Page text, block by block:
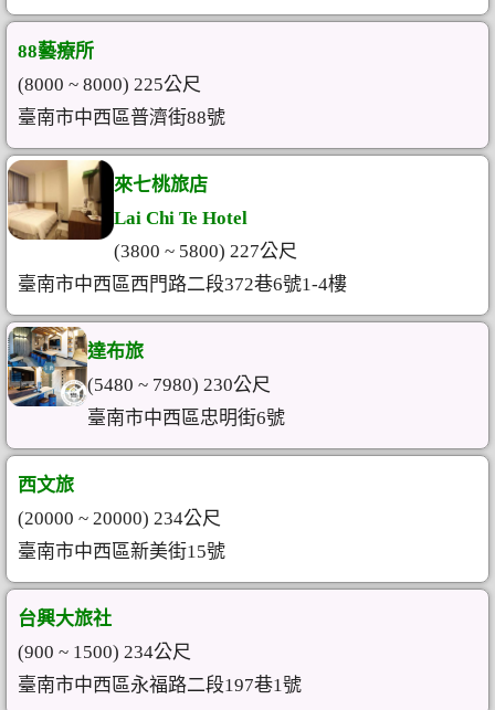
88藝療所
(8000 ~ 8000) 225公尺
臺南市中西區普濟街88號
來七桃旅店
Lai Chi Te Hotel
(3800 ~ 5800) 227公尺
臺南市中西區西門路二段372巷6號1-4樓
達布旅
(5480 ~ 7980) 230公尺
臺南市中西區忠明街6號
西文旅
(20000 ~ 20000) 234公尺
臺南市中西區新美街15號
台興大旅社
(900 ~ 1500) 234公尺
臺南市中西區永福路二段197巷1號